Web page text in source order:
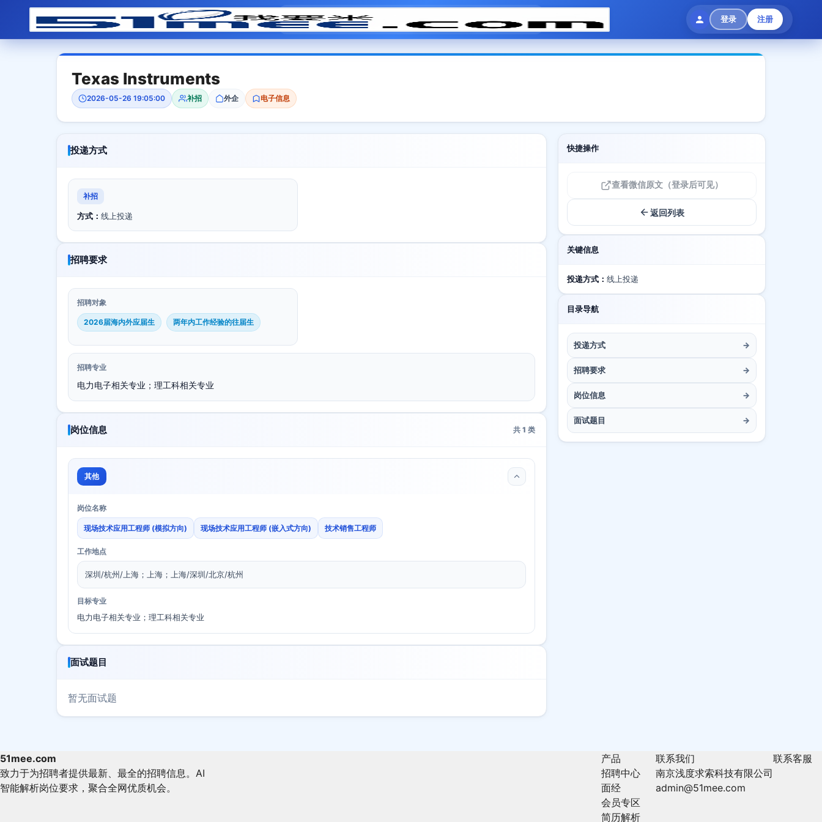
登录 注册
模拟面试 题目大全 招聘中心 会员专区
Texas Instruments
2026-05-26 19:05:00 补招 外企 电子信息
投递方式
补招
方式： 线上投递
招聘要求
招聘对象
2026届海内外应届生 两年内工作经验的往届生
招聘专业
电力电子相关专业；理工科相关专业
岗位信息 共 1 类
其他
岗位名称
现场技术应用工程师 (模拟方向) 现场技术应用工程师 (嵌入式方向) 技术销售工程师
工作地点
深圳/杭州/上海；上海；上海/深圳/北京/杭州
目标专业
电力电子相关专业；理工科相关专业
面试题目
暂无面试题
快捷操作
查看微信原文（登录后可见）
返回列表
关键信息
投递方式： 线上投递
目录导航
投递方式 →
招聘要求 →
岗位信息 →
面试题目 →
51mee.com
致力于为招聘者提供最新、最全的招聘信息。AI
智能解析岗位要求，聚合全网优质机会。
产品
招聘中心
面经
会员专区
简历解析
联系我们
南京浅度求索科技有限公司
admin@51mee.com
联系客服